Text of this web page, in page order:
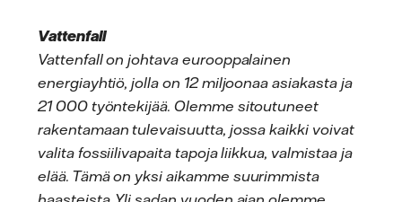
Vattenfall
Vattenfall on johtava eurooppalainen
energiayhtiö, jolla on 12 miljoonaa asiakasta ja
21 000 työntekijää. Olemme sitoutuneet
rakentamaan tulevaisuutta, jossa kaikki voivat
valita fossiilivapaita tapoja liikkua, valmistaa ja
elää. Tämä on yksi aikamme suurimmista